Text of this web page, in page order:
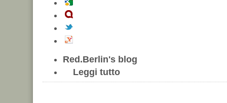
Red.Berlin's blog
Leggi tutto